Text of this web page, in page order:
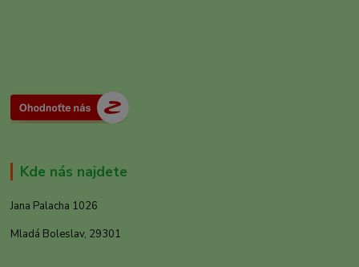
Kde nás najdete
Jana Palacha 1026
Mladá Boleslav, 29301